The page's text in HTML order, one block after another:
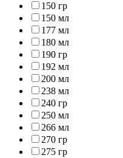
150 гр
150 мл
177 мл
180 мл
190 гр
192 мл
200 мл
238 мл
240 гр
250 мл
266 мл
270 гр
275 гр